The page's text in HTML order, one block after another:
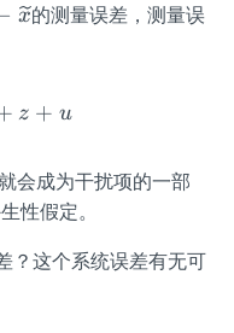
x的测量误差，测量误
= a + \beta _{1
z + u
会成为干扰项的一部
性假定。
？这个系统误差有无可